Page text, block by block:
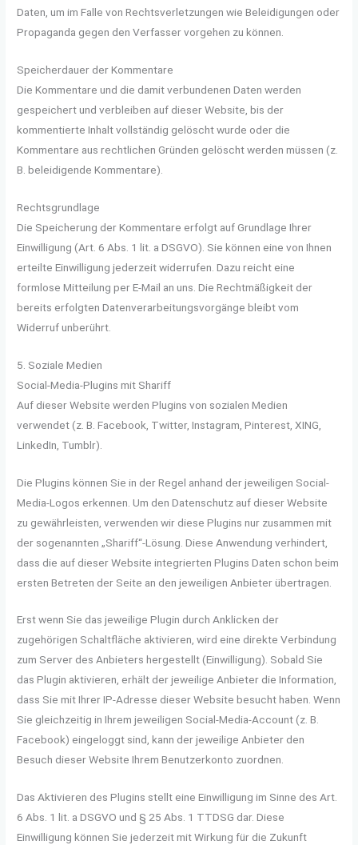
Daten, um im Falle von Rechtsverletzungen wie Beleidigungen oder
Propaganda gegen den Verfasser vorgehen zu können.
Speicherdauer der Kommentare
Die Kommentare und die damit verbundenen Daten werden
gespeichert und verbleiben auf dieser Website, bis der
kommentierte Inhalt vollständig gelöscht wurde oder die
Kommentare aus rechtlichen Gründen gelöscht werden müssen (z.
B. beleidigende Kommentare).
Rechtsgrundlage
Die Speicherung der Kommentare erfolgt auf Grundlage Ihrer
Einwilligung (Art. 6 Abs. 1 lit. a DSGVO). Sie können eine von Ihnen
erteilte Einwilligung jederzeit widerrufen. Dazu reicht eine
formlose Mitteilung per E-Mail an uns. Die Rechtmäßigkeit der
bereits erfolgten Datenverarbeitungsvorgänge bleibt vom
Widerruf unberührt.
5. Soziale Medien
Social-Media-Plugins mit Shariff
Auf dieser Website werden Plugins von sozialen Medien
verwendet (z. B. Facebook, Twitter, Instagram, Pinterest, XING,
LinkedIn, Tumblr).
Die Plugins können Sie in der Regel anhand der jeweiligen Social-
Media-Logos erkennen. Um den Datenschutz auf dieser Website
zu gewährleisten, verwenden wir diese Plugins nur zusammen mit
der sogenannten „Shariff“-Lösung. Diese Anwendung verhindert,
dass die auf dieser Website integrierten Plugins Daten schon beim
ersten Betreten der Seite an den jeweiligen Anbieter übertragen.
Erst wenn Sie das jeweilige Plugin durch Anklicken der
zugehörigen Schaltfläche aktivieren, wird eine direkte Verbindung
zum Server des Anbieters hergestellt (Einwilligung). Sobald Sie
das Plugin aktivieren, erhält der jeweilige Anbieter die Information,
dass Sie mit Ihrer IP-Adresse dieser Website besucht haben. Wenn
Sie gleichzeitig in Ihrem jeweiligen Social-Media-Account (z. B.
Facebook) eingeloggt sind, kann der jeweilige Anbieter den
Besuch dieser Website Ihrem Benutzerkonto zuordnen.
Das Aktivieren des Plugins stellt eine Einwilligung im Sinne des Art.
6 Abs. 1 lit. a DSGVO und § 25 Abs. 1 TTDSG dar. Diese
Einwilligung können Sie jederzeit mit Wirkung für die Zukunft